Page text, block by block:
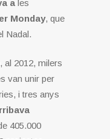
a les
​​Monday, que
Nadal.
al 2012, milers
van unir per
i tres anys
405.000